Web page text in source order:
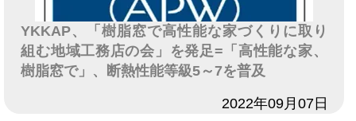
YKKAP、「樹脂窓で高性能な家づくりに取り
組む地域工務店の会」を発足=「高性能な家、
樹脂窓で」、断熱性能等級5～7を普及
2022年09月07日